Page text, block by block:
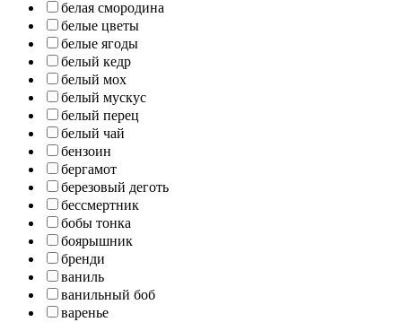
белая смородина
белые цветы
белые ягоды
белый кедр
белый мох
белый мускус
белый перец
белый чай
бензоин
бергамот
березовый деготь
бессмертник
бобы тонка
боярышник
бренди
ваниль
ванильный боб
варенье